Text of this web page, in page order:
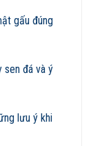
gấu đúng
sen đá và ý
lưu ý khi